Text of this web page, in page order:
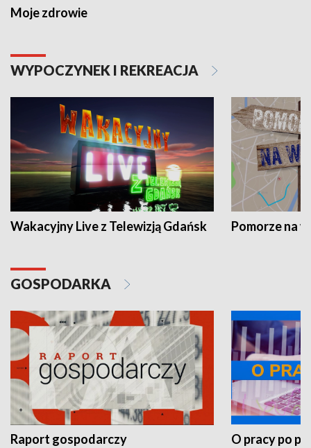
Moje zdrowie
WYPOCZYNEK I REKREACJA
Wakacyjny Live z Telewizją Gdańsk Pomorze na
GOSPODARKA
Raport gospodarczy O pracy po